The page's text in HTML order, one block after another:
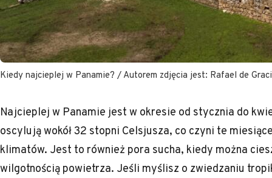
Kiedy najcieplej w Panamie? / Autorem zdjęcia jest: Rafael de
Najcieplej w Panamie jest w okresie od stycznia do
oscylują wokół 32 stopni Celsjusza, co czyni te
klimatów. Jest to również pora sucha, kiedy można
wilgotnością powietrza. Jeśli myślisz o zwiedzaniu